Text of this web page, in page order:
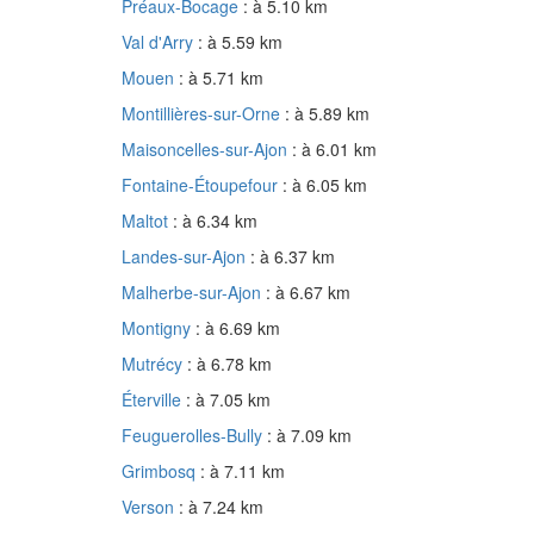
Préaux-Bocage : à 5.10 km
Val d'Arry : à 5.59 km
Mouen : à 5.71 km
Montillières-sur-Orne : à 5.89 km
Maisoncelles-sur-Ajon : à 6.01 km
Fontaine-Étoupefour : à 6.05 km
Maltot : à 6.34 km
Landes-sur-Ajon : à 6.37 km
Malherbe-sur-Ajon : à 6.67 km
Montigny : à 6.69 km
Mutrécy : à 6.78 km
Éterville : à 7.05 km
Feuguerolles-Bully : à 7.09 km
Grimbosq : à 7.11 km
Verson : à 7.24 km